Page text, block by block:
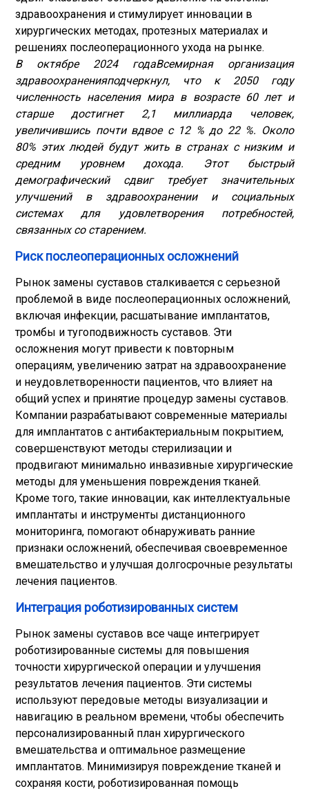
здравоохранения и стимулирует инновации в
хирургических методах, протезных материалах и
решениях послеоперационного ухода на рынке.
В октябре 2024 годаВсемирная организация
здравоохраненияподчеркнул, что к 2050 году
численность населения мира в возрасте 60 лет и
старше достигнет 2,1 миллиарда человек,
увеличившись почти вдвое с 12 % до 22 %. Около
80% этих людей будут жить в странах с низким и
средним уровнем дохода. Этот быстрый
демографический сдвиг требует значительных
улучшений в здравоохранении и социальных
системах для удовлетворения потребностей,
связанных со старением.
Риск послеоперационных осложнений
Рынок замены суставов сталкивается с серьезной
проблемой в виде послеоперационных осложнений,
включая инфекции, расшатывание имплантатов,
тромбы и тугоподвижность суставов. Эти
осложнения могут привести к повторным
операциям, увеличению затрат на здравоохранение
и неудовлетворенности пациентов, что влияет на
общий успех и принятие процедур замены суставов.
Компании разрабатывают современные материалы
для имплантатов с антибактериальным покрытием,
совершенствуют методы стерилизации и
продвигают минимально инвазивные хирургические
методы для уменьшения повреждения тканей.
Кроме того, такие инновации, как интеллектуальные
имплантаты и инструменты дистанционного
мониторинга, помогают обнаруживать ранние
признаки осложнений, обеспечивая своевременное
вмешательство и улучшая долгосрочные результаты
лечения пациентов.
Интеграция роботизированных систем
Рынок замены суставов все чаще интегрирует
роботизированные системы для повышения
точности хирургической операции и улучшения
результатов лечения пациентов. Эти системы
используют передовые методы визуализации и
навигацию в реальном времени, чтобы обеспечить
персонализированный план хирургического
вмешательства и оптимальное размещение
имплантатов. Минимизируя повреждение тканей и
сохраняя кости, роботизированная помощь